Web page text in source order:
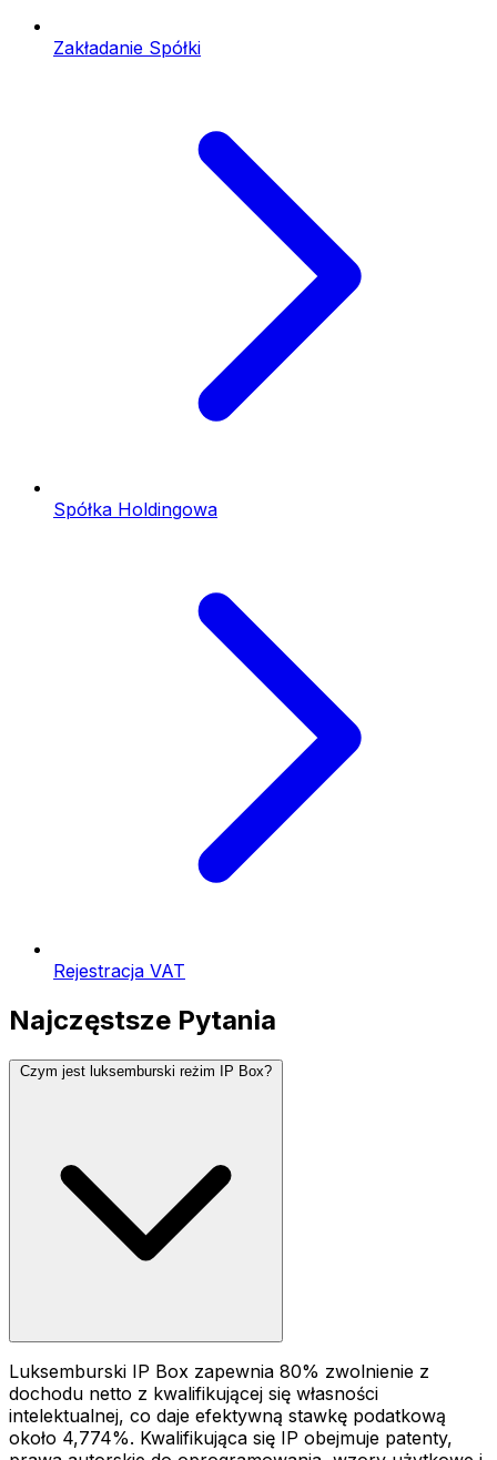
Zakładanie Spółki
Spółka Holdingowa
Rejestracja VAT
Najczęstsze Pytania
Czym jest luksemburski reżim IP Box?
Luksemburski IP Box zapewnia 80% zwolnienie z
dochodu netto z kwalifikującej się własności
intelektualnej, co daje efektywną stawkę podatkową
około 4,774%. Kwalifikująca się IP obejmuje patenty,